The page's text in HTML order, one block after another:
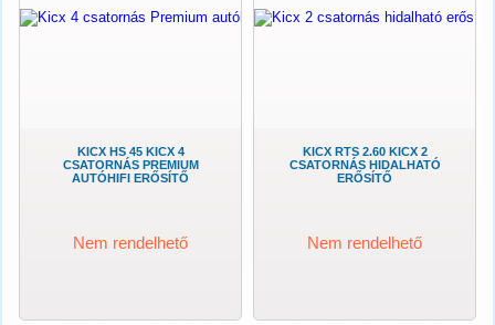
KICX HS 45 KICX 4
CSATORNÁS PREMIUM
AUTÓHIFI ERŐSÍTŐ
Nem rendelhető
KICX RTS 2.60 KICX 2
CSATORNÁS HIDALHATÓ
ERŐSÍTŐ
Nem rendelhető